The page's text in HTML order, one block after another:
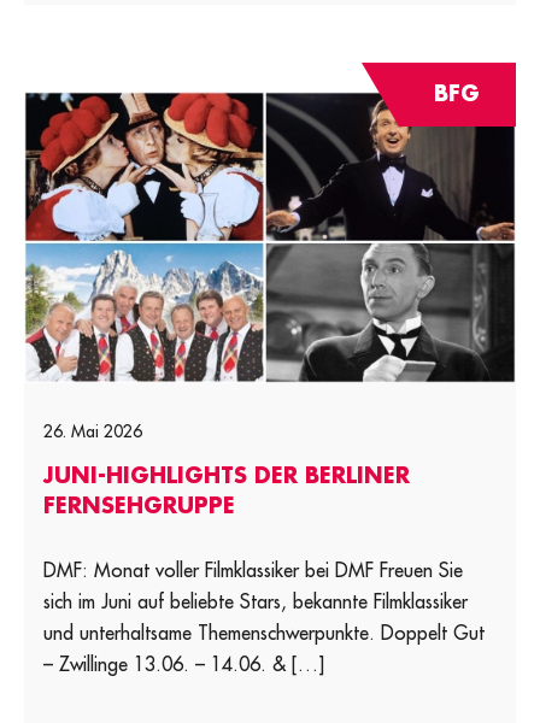
BFG
26. Mai 2026
JUNI-HIGHLIGHTS DER BERLINER
FERNSEHGRUPPE
DMF: Monat voller Filmklassiker bei DMF Freuen Sie
sich im Juni auf beliebte Stars, bekannte Filmklassiker
und unterhaltsame Themenschwerpunkte. Doppelt Gut
– Zwillinge 13.06. – 14.06. & […]